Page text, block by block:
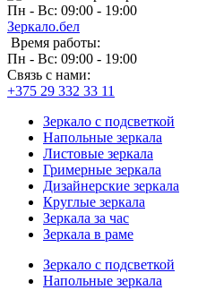
Пн - Вс: 09:00 - 19:00
Зеркало.бел
Время работы:
Пн - Вс: 09:00 - 19:00
Связь с нами:
+375 29 332 33 11
Зеркало с подсветкой
Напольные зеркала
Листовые зеркала
Гримерные зеркала
Дизайнерские зеркала
Круглые зеркала
Зеркала за час
Зеркала в раме
Зеркало с подсветкой
Напольные зеркала